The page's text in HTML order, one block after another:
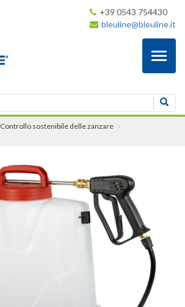
+39 0543 754430
bleuline@bleuline.it
Controllo sostenibile delle zanzare